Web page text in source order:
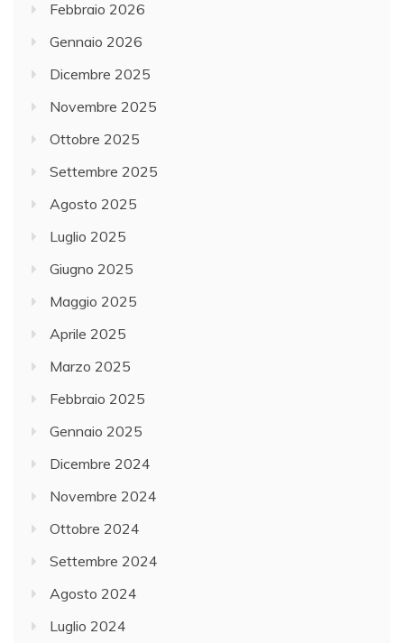
Febbraio 2026
Gennaio 2026
Dicembre 2025
Novembre 2025
Ottobre 2025
Settembre 2025
Agosto 2025
Luglio 2025
Giugno 2025
Maggio 2025
Aprile 2025
Marzo 2025
Febbraio 2025
Gennaio 2025
Dicembre 2024
Novembre 2024
Ottobre 2024
Settembre 2024
Agosto 2024
Luglio 2024